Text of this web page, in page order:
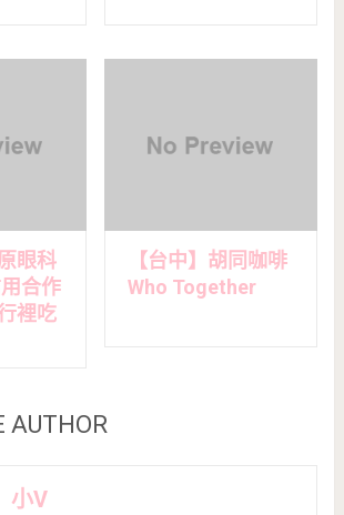
眼科
合作
裡吃
【台中】胡同咖啡
Who Together
AUTHOR
小V